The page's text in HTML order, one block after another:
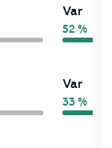
Var
52 %
Var
33 %